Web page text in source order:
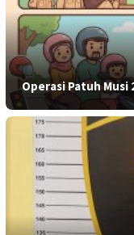
Operasi Patuh Musi